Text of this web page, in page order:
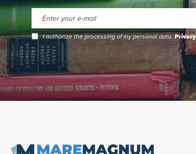
I authorize the processing of my personal data.Privacy